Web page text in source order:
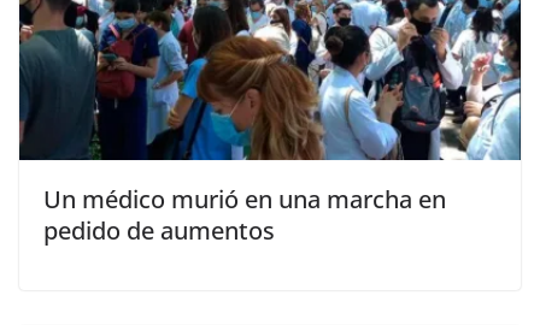
Un médico murió en una marcha en
pedido de aumentos